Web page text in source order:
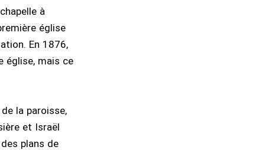
à
église
En 1876,
église, mais ce
la paroisse,
et Israël
plans de